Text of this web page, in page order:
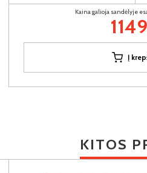
Kaina galioja sandėlyje
Į
KITOS